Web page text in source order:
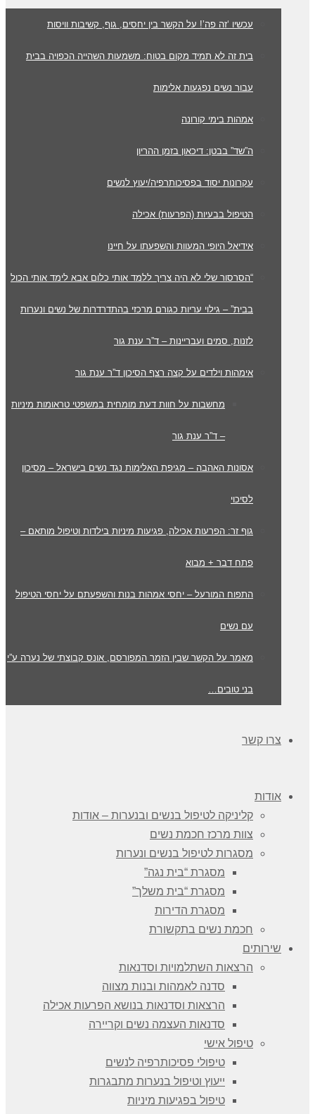
עכשיו ‘זה פה’! על הקשר בין יחסים, גוף, קשיבות וויסות
בית זה לא תמיד מקום בטוח: משמעות השהייה הכפויה בבית
עבור נשים נפגעות אלימות
אמהות בימי קורונה
ה”שד” בבטן: דיכאון בזמן ההריון
עקרונות יסוד בפסיכותרפיה/יעוץ לנשים
הטיפול בבעיות (הפרעות) אכילה
אידיאל היופי המעוות והשפעתו על חיינו
“הסרסור שלי לא היה צריך ללמד אותי כלום אבא לימד אותי הכול
בבית” – גילוי עריות כגורם מרכזי בהתדרדרות של נשים ונערות
לזנות, סמים ועבריינות – ד”ר ענת גור
אימהות וילדים על קצה רצף הסיכון ד”ר ענת גור
מחשבות על חוות דעת מומחית במשפטי טראומות מיניות
– ד”ר ענת גור
אסונות האהבה – מגיפת האלימות נגד נשים בישראל – מסיכון
לסיכוי
גוף זר: הפרעות אכילה, פגיעות מיניות בילדות וטיפול מותאם –
פתח דבר + מבוא
התפוח המורעל – יחסי אמהות בנות והשפעתם על יחסי הטיפול
עם נשים
מאמר על הקשר שבין הזמר המפורסם, אונס קבוצתי של נערה ע”י
בני טובים…
צרו קשר
אודות
קליניקה לטיפול בנשים ובנערות – אודות
צוות מרכז חכמת נשים
מסגרות לטיפול בנשים ונערות
מסגרת “בית נגה”
מסגרת “בית משלך”
מסגרת הדירות
חכמת נשים בתקשורת
שירותים
הרצאות השתלמויות וסדנאות
סדנה לאמהות ובנות מצווה
הרצאות וסדנאות בנושא הפרעות אכילה
סדנאות העצמה נשים וקריירה
טיפול אישי
טיפולי פסיכותרפיה לנשים
ייעוץ וטיפול בנערות מתבגרות
טיפול בפגיעות מיניות